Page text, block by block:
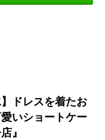
】ドレスを着たお
いショートケー
』